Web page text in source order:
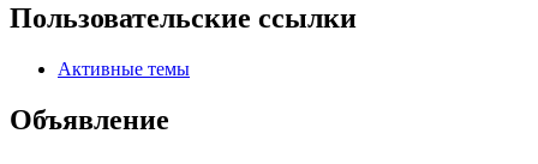
Пользовательские ссылки
Активные темы
Объявление